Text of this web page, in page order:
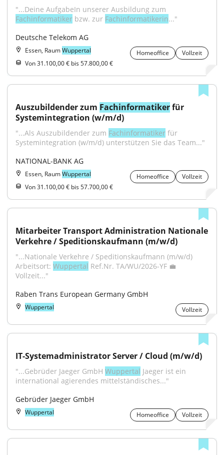
Fachinformatiker bzw. zur Fachinformatikerin..."
Deutsche Telekom AG
Essen, RaumWuppertal Homeoffice
Vollzeit
Von 31.100,00 € bis 57.800,00 €
Auszubildender zum Fachinformatiker für
Systemintegration (w/m/d)
"...Als Auszubildender zum Fachinformatiker für
Systemintegration (w/m/d) unterstützen Sie das Team..."
NATIONAL-BANK AG
Essen, RaumWuppertal Homeoffice
Vollzeit
Von 31.100,00 € bis 57.700,00 €
Mitarbeiter Transport Administration Nationale
Verkehre / Speditionskaufmann (m/w/d)
"...Nationale Verkehre / Speditionskaufmann (m/w/d)
Arbeitsort: Wuppertal Ref.Nr. TA/WU/2026-YF 💼
Vollzeit..."
Raben Trans European Germany GmbH
Wuppertal Vollzeit
IT-Systemadministrator Server / Cloud (m/w/d)
"...Gebrüder Jaeger GmbH Wuppertal Jaeger ist ein
international agierendes mittelständisches..."
Gebrüder Jaeger GmbH
Wuppertal Homeoffice Vollzeit